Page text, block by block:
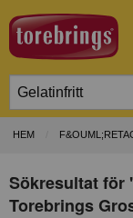
HEM
Sökresultat för
Torebrings